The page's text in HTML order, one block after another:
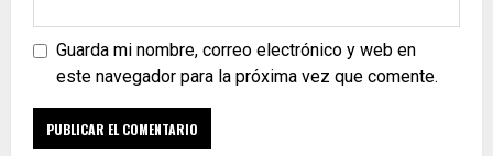
Guarda mi nombre, correo electrónico y web en
este navegador para la próxima vez que comente.